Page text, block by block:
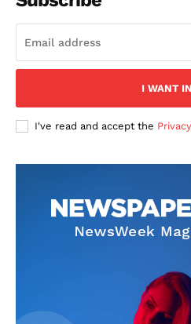
I WANT IN
I've read and accept the